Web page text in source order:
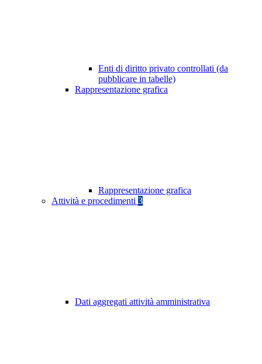
Enti di diritto privato controllati (da
pubblicare in tabelle)
Rappresentazione grafica
Rappresentazione grafica
Attività e procedimenti 3
Dati aggregati attività amministrativa